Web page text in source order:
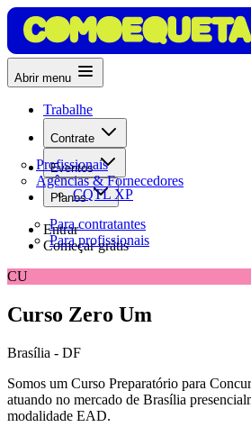
Abrir menu
Trabalhe
Contrate
Profissionais
Agências & Fornecedores
Eventos
CQTL XP
Planos
Para contratantes
Para profissionais
Entrar
Começar grátis
CU
Curso Zero Um
Brasília - DF
Somos um Curso Preparatório para
atuando no mercado de Brasília
modalidade EAD.